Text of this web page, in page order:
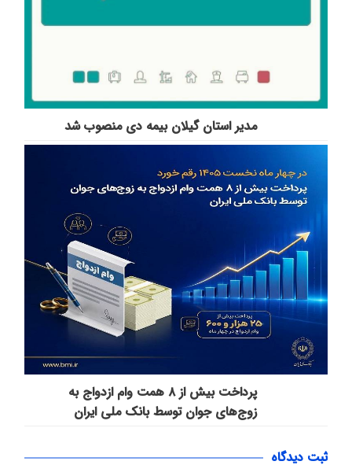
مدیر استان گیلان بیمه دی منصوب شد
پرداخت بیش از ۸ همت وام ازدواج به
زوج‌های جوان توسط بانک ملی ایران
ثبت دیدگاه